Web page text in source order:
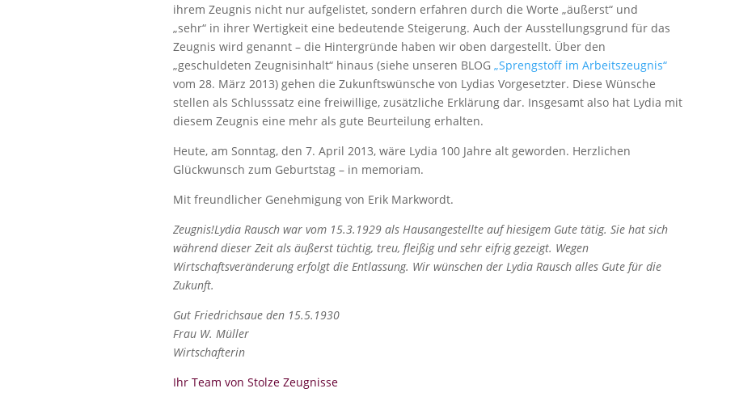
ihrem Zeugnis nicht nur aufgelistet, sondern erfahren durch die Worte „äußerst“ und
„sehr“ in ihrer Wertigkeit eine bedeutende Steigerung. Auch der Ausstellungsgrund für das
Zeugnis wird genannt – die Hintergründe haben wir oben dargestellt. Über den
„geschuldeten Zeugnisinhalt“ hinaus (siehe unseren BLOG „Sprengstoff im Arbeitszeugnis“
vom 28. März 2013) gehen die Zukunftswünsche von Lydias Vorgesetzter. Diese Wünsche
stellen als Schlusssatz eine freiwillige, zusätzliche Erklärung dar. Insgesamt also hat Lydia mit
diesem Zeugnis eine mehr als gute Beurteilung erhalten.
Heute, am Sonntag, den 7. April 2013, wäre Lydia 100 Jahre alt geworden. Herzlichen
Glückwunsch zum Geburtstag – in memoriam.
Mit freundlicher Genehmigung von Erik Markwordt.
Zeugnis!Lydia Rausch war vom 15.3.1929 als Hausangestellte auf hiesigem Gute tätig. Sie hat sich
während dieser Zeit als äußerst tüchtig, treu, fleißig und sehr eifrig gezeigt. Wegen
Wirtschaftsveränderung erfolgt die Entlassung. Wir wünschen der Lydia Rausch alles Gute für die
Zukunft.
Gut Friedrichsaue den 15.5.1930
Frau W. Müller
Wirtschafterin
Ihr Team von Stolze Zeugnisse